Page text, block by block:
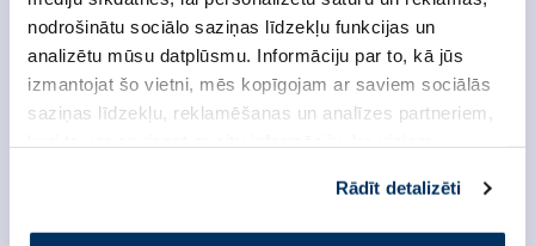
nodrošinātu sociālo saziņas līdzekļu funkcijas un
analizētu mūsu datplūsmu. Informāciju par to, kā jūs
izmantojat šo vietni, mēs kopīgojam ar saviem sociālās
saziņas līdzekļu, reklamēšanas un analīzes partneriem,
pakalpojumus. Ja piekrītat šo papildu sīkdatņu
izmantošanai, lūdzu, atzīmējiet savu izvēli:
Rādīt detalizēti
Produkta dati
Šīs ir augstas kvalitātes cementējošas smiltis
kaķu tualetēm, kas izgatavotas no dabīga
bentonīta, bez citu minerālvielu pievienošanas.
Tās ir netoksiskas un bez putekļiem, tāpēc ir īpaši
piemērotas alerģiskiem kaķiem. Smiltis nekairina
absorbē un neitralizē nepatīkamās smakas. - ar